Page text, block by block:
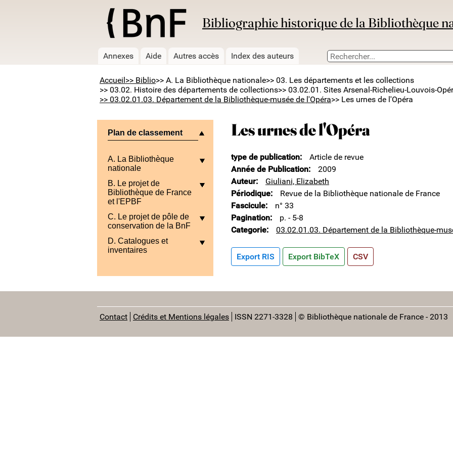
Bibliographie historique de la Bibliothèque
Annexes Aide Autres accès Index des auteurs
Accueil >> Biblio>> A. La Bibliothèque nationale>> 03. Les départements et les collections
>> 03.02. Histoire des départements de collections>> 03.02.01. Sites Arsenal-Richelieu-Louvois-
>> 03.02.01.03. Département de la Bibliothèque-musée de l'Opéra>> Les urnes de l'Opéra
Plan de classement
A. La Bibliothèque
nationale
B. Le projet de
Bibliothèque de France
et l'EPBF
C. Le projet de pôle de
conservation de la BnF
D. Catalogues et
inventaires
Les urnes de l'Opéra
type de publication
Article de revue
Année de Publication
2009
Auteur
Giuliani, Elizabeth
Périodique
Revue de la Bibliothèque nationale de France
Fascicule
n° 33
Pagination
p. - 5-8
Categorie
03.02.01.03. Département de la Bibliothèque-
Export RIS Export BibTeX CSV
Contact Crédits et Mentions légales ISSN 2271-3328 © Bibliothèque nationale de France - 2013